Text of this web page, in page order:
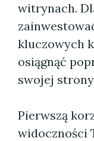
witrynach.
kluczowych
osiągnąć
swojej
Pierwszą
widoczności